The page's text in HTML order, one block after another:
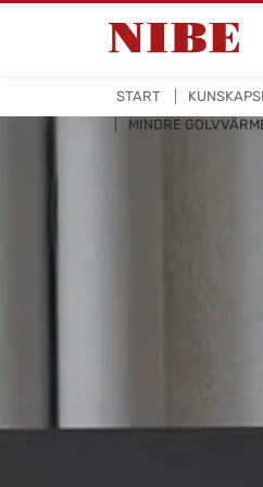
START
MINDRE